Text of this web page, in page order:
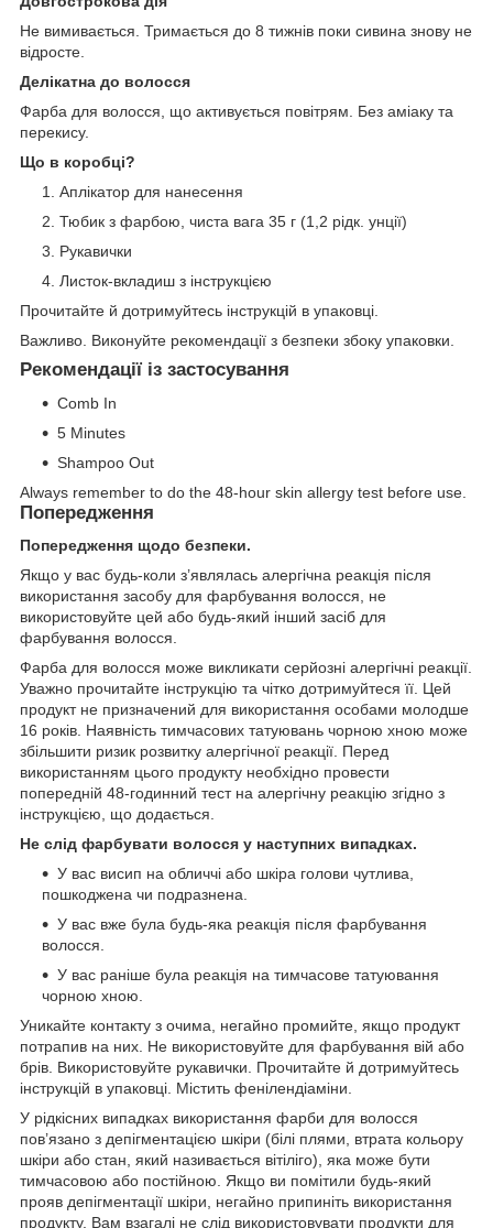
Не вимивається. Тримається до 8 тижнів поки сивина знову не
відросте.
Делікатна до волосся
Фарба для волосся, що активується повітрям. Без аміаку та
перекису.
Що в коробці?
Аплікатор для нанесення
Тюбик з фарбою, чиста вага 35 г (1,2 рідк. унції)
Рукавички
Листок-вкладиш з інструкцією
Прочитайте й дотримуйтесь інструкцій в упаковці.
Важливо. Виконуйте рекомендації з безпеки збоку упаковки.
Рекомендації із застосування
Comb In
5 Minutes
Shampoo Out
Always remember to do the 48-hour skin allergy test before use.
Попередження
Попередження щодо безпеки.
Якщо у вас будь-коли з’являлась алергічна реакція після
використання засобу для фарбування волосся, не
використовуйте цей або будь-який інший засіб для
фарбування волосся.
Фарба для волосся може викликати серйозні алергічні реакції.
Уважно прочитайте інструкцію та чітко дотримуйтеся її. Цей
продукт не призначений для використання особами молодше
16 років. Наявність тимчасових татуювань чорною хною може
збільшити ризик розвитку алергічної реакції. Перед
використанням цього продукту необхідно провести
попередній 48-годинний тест на алергічну реакцію згідно з
інструкцією, що додається.
Не слід фарбувати волосся у наступних випадках.
У вас висип на обличчі або шкіра голови чутлива,
пошкоджена чи подразнена.
У вас вже була будь-яка реакція після фарбування
волосся.
У вас раніше була реакція на тимчасове татуювання
чорною хною.
Уникайте контакту з очима, негайно промийте, якщо продукт
потрапив на них. Не використовуйте для фарбування вій або
брів. Використовуйте рукавички. Прочитайте й дотримуйтесь
інструкцій в упаковці. Містить фенілендіаміни.
У рідкісних випадках використання фарби для волосся
пов’язано з депігментацією шкіри (білі плями, втрата кольору
шкіри або стан, який називається вітіліго), яка може бути
тимчасовою або постійною. Якщо ви помітили будь-який
прояв депігментації шкіри, негайно припиніть використання
продукту. Вам взагалі не слід використовувати продукти для